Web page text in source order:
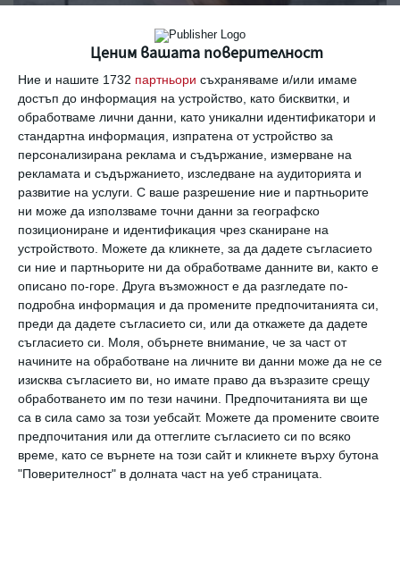
Ценим вашата поверителност
Ние и нашите 1732 партньори съхраняваме и/или имаме
достъп до информация на устройство, като бисквитки, и
обработваме лични данни, като уникални идентификатори и
стандартна информация, изпратена от устройство за
персонализирана реклама и съдържание, измерване на
рекламата и съдържанието, изследване на аудиторията и
развитие на услуги. С ваше разрешение ние и партньорите
ни може да използваме точни данни за географско
позициониране и идентификация чрез сканиране на
устройството. Можете да кликнете, за да дадете съгласието
си ние и партньорите ни да обработваме данните ви, както е
описано по-горе. Друга възможност е да разгледате по-
подробна информация и да промените предпочитанията си,
преди да дадете съгласието си, или да откажете да дадете
съгласието си.
Моля, обърнете внимание, че за част от
начините на обработване на личните ви данни може да не се
изисква съгласието ви, но имате право да възразите срещу
обработването им по тези начини. Предпочитанията ви ще
са в сила само за този уебсайт. Можете да промените своите
предпочитания или да оттеглите съгласието си по всяко
време, като се върнете на този сайт и кликнете върху бутона
"Поверителност" в долната част на уеб страницата.
Ръст и тегло на бебето до 1 година
Какви са нормите месец по месец и на какво може
да се дължат отклоненията от тях
07 август 2019 г.
Здраве
9 ранни признака на аутизъм